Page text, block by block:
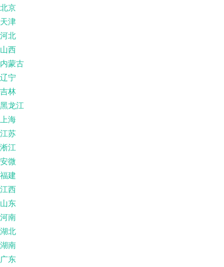
北京
天津
河北
山西
内蒙古
辽宁
吉林
黑龙江
上海
江苏
淅江
安微
福建
江西
山东
河南
湖北
湖南
广东